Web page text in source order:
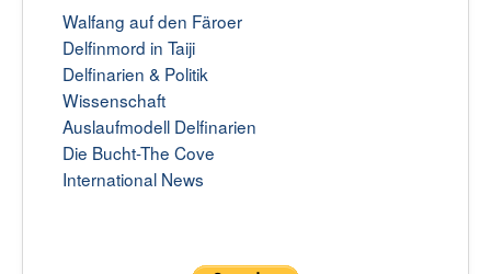
Walfang auf den Färoer
Delfinmord in Taiji
Delfinarien & Politik
Wissenschaft
Auslaufmodell Delfinarien
Die Bucht-The Cove
International News